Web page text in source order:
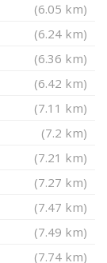
(6.05 km)
(6.24 km)
(6.36 km)
(6.42 km)
(7.11 km)
(7.2 km)
(7.21 km)
(7.27 km)
(7.47 km)
(7.49 km)
(7.74 km)